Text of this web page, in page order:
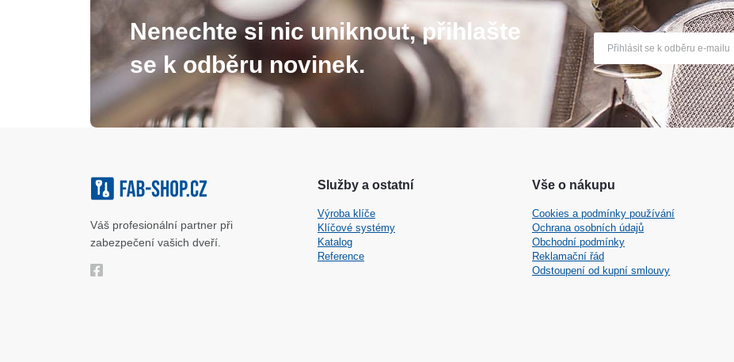
Nenechte si nic uniknout, přihlašte
se k odběru novinek.
Služby a ostatní
Výroba klíče
Klíčové systémy
Katalog
Reference
Vše o nákupu
Cookies a podmínky používání
Ochrana osobních údajů
Obchodní podmínky
Reklamační řád
Odstoupení od kupní smlouvy
Váš profesionální partner při
zabezpečení vašich dveří.